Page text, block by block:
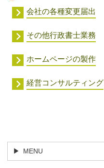
会社の各種変更届出
その他行政書士業務
ホームページの製作
経営コンサルティング
MENU